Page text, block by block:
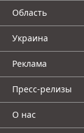
Область
Украина
Реклама
Пресс-релизы
О нас